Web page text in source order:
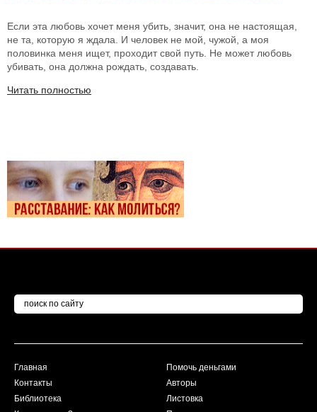
Если эта любовь хочет меня убить, значит, она не настоящая,
не та, которую я ждала. И человек не мой, чужой, а моя
половинка меня ищет, проходит свой путь. Не может любовь
убивать, она должна рождать, создавать.
Читать полностью
Главная
Контакты
Библиотека
Помочь деньгами
Авторы
Листовка